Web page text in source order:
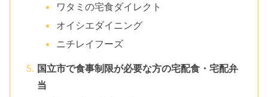
ワタミの宅食ダイレクト
オイシエダイニング
ニチレイフーズ
国立市で食事制限が必要な方の宅配食・宅配弁
当